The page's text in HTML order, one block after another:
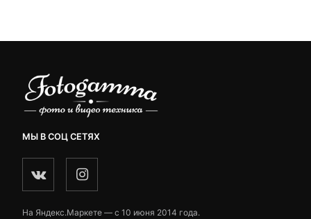
МЫ В СОЦ СЕТЯХ
На Яндекс.Маркете — c 10 июня 2014 года.